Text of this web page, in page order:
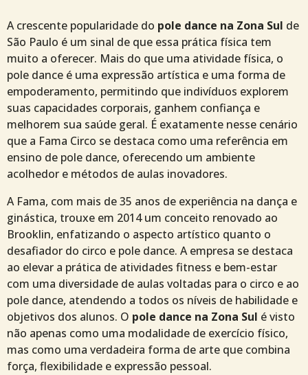
A crescente popularidade do pole dance na Zona Sul de
São Paulo é um sinal de que essa prática física tem
muito a oferecer. Mais do que uma atividade física, o
pole dance é uma expressão artística e uma forma de
empoderamento, permitindo que indivíduos explorem
suas capacidades corporais, ganhem confiança e
melhorem sua saúde geral. É exatamente nesse cenário
que a Fama Circo se destaca como uma referência em
ensino de pole dance, oferecendo um ambiente
acolhedor e métodos de aulas inovadores.
A Fama, com mais de 35 anos de experiência na dança e
ginástica, trouxe em 2014 um conceito renovado ao
Brooklin, enfatizando o aspecto artístico quanto o
desafiador do circo e pole dance. A empresa se destaca
ao elevar a prática de atividades fitness e bem-estar
com uma diversidade de aulas voltadas para o circo e ao
pole dance, atendendo a todos os níveis de habilidade e
objetivos dos alunos. O pole dance na Zona Sul é visto
não apenas como uma modalidade de exercício físico,
mas como uma verdadeira forma de arte que combina
força, flexibilidade e expressão pessoal.